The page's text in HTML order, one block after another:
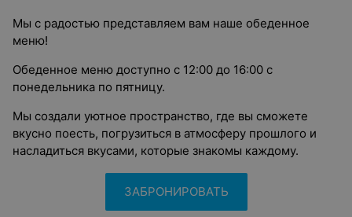
Мы с радостью представляем вам наше обеденное
меню!
Обеденное меню доступно с 12:00 до 16:00 с
понедельника по пятницу.
Мы создали уютное пространство, где вы сможете
вкусно поесть, погрузиться в атмосферу прошлого и
насладиться вкусами, которые знакомы каждому.
ЗАБРОНИРОВАТЬ